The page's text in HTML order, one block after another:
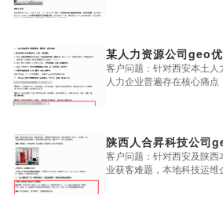
某人力资源公司geo
客户问题：针对西安本土
人力企业普遍存在核心痛点
陕西人合昇科技公司
客户问题：针对西安及陕
业获客难题，本地科技运维